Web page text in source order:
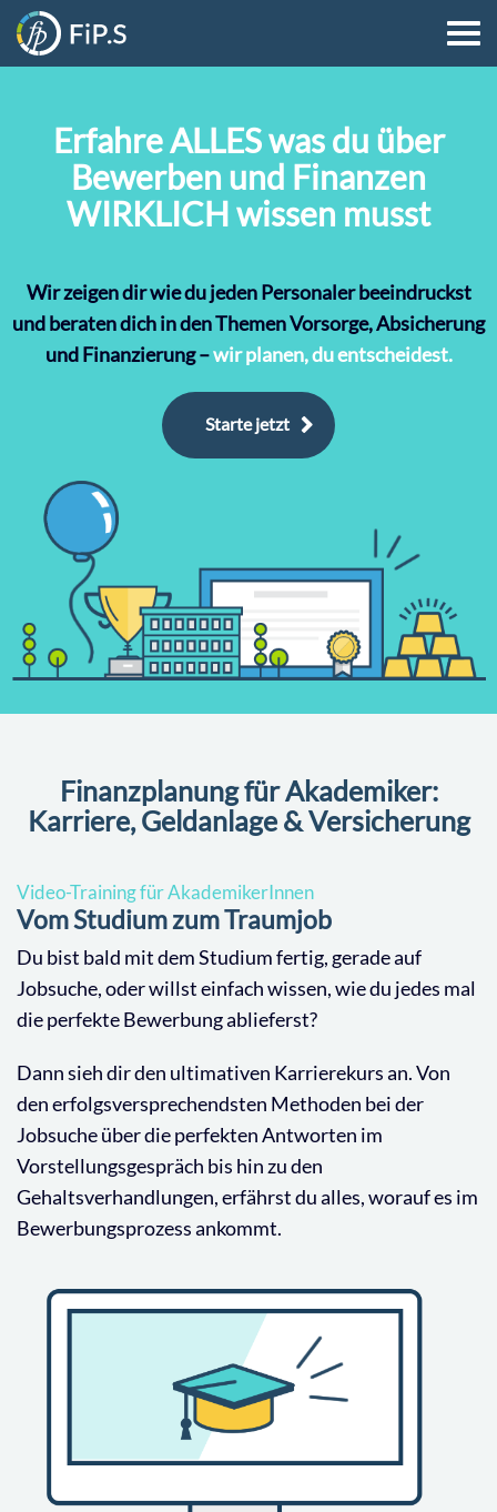
Erfahre ALLES was du über
Bewerben und Finanzen
WIRKLICH wissen musst
Wir zeigen dir wie du jeden Personaler beeindruckst
und beraten dich in den Themen Vorsorge, Absicherung
und Finanzierung –wir planen, du entscheidest.
Starte jetzt
Finanzplanung für Akademiker:
Karriere, Geldanlage & Versicherung
Video-Training für AkademikerInnen
Vom Studium zum Traumjob
Du bist bald mit dem Studium fertig, gerade auf
Jobsuche, oder willst einfach wissen, wie du jedes mal
die perfekte Bewerbung ablieferst?
Dann sieh dir den ultimativen Karrierekurs an. Von
den erfolgsversprechendsten Methoden bei der
Jobsuche über die perfekten Antworten im
Vorstellungsgespräch bis hin zu den
Gehaltsverhandlungen, erfährst du alles, worauf es im
Bewerbungsprozess ankommt.